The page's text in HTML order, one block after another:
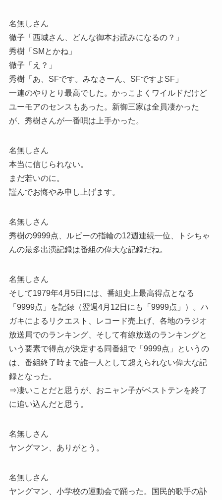
名無しさん
徹子「西城さん、どんな御本お読みになるの？」
秀樹「SMとかね」
徹子「え？」
秀樹「あ、SFです。みなさーん、SFですよSF」
一連のやりとり最高でした。かっこよくワイルドだけど
ユーモアのセンスもあった。新御三家は全員凄かった
が、秀樹さんが一番唄は上手かった。
名無しさん
本当に信じられない。
まだ若いのに。
謹んでお悔やみ申し上げます。
名無しさん
秀樹の9999点、ルビーの指輪の12週連続一位、トシちゃ
んの最多出演記録は番組の偉大な記録だね。
名無しさん
そして1979年4月5日には、番組史上最高得点となる
「9999点」を記録（翌週4月12日にも「9999点」）。ハ
ガキによるリクエスト、レコード売上げ、各地のラジオ
放送局でのランキング、そして有線放送のランキングと
いう要素で得点が決定する同番組で「9999点」というの
は、番組終了時まで誰一人として超えられない偉大な記
録となった。
⇒凄いことだと思うが、おニャン子がベストテンを終了
に追い込んだと思う。
名無しさん
ヤングマン、ありがとう。
名無しさん
ヤングマン、小学校の運動会で踊った。国民的歌手の訃